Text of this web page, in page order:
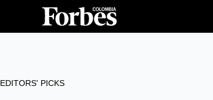
EDITORS' PICKS